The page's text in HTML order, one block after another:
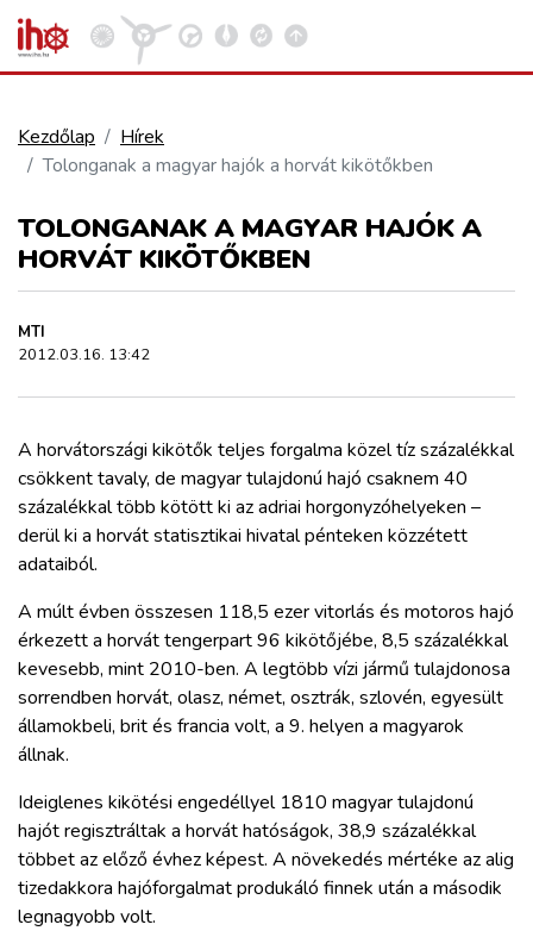
VASÚT
KÖZÚT
REPÜLÉS
KÖZLEKEDÉSFEJLESZTÉS
ELLÁTÁSI LÁNC
ZÖLDÚT
HAJÓZÁS
BLOG
ARCHÍVUM
WEBSHOP
BELÉPÉS
Kosár megtekintése
Kezdőlap
Hírek
Tolonganak a magyar hajók a horvát kikötőkben
TOLONGANAK A MAGYAR HAJÓK A
HORVÁT KIKÖTŐKBEN
MTI
2012.03.16. 13:42
A horvátországi kikötők teljes forgalma közel tíz százalékkal
csökkent tavaly, de magyar tulajdonú hajó csaknem 40
százalékkal több kötött ki az adriai horgonyzóhelyeken –
derül ki a horvát statisztikai hivatal pénteken közzétett
adataiból.
A múlt évben összesen 118,5 ezer vitorlás és motoros hajó
érkezett a horvát tengerpart 96 kikötőjébe, 8,5 százalékkal
kevesebb, mint 2010-ben. A legtöbb vízi jármű tulajdonosa
sorrendben horvát, olasz, német, osztrák, szlovén, egyesült
államokbeli, brit és francia volt, a 9. helyen a magyarok
állnak.
Ideiglenes kikötési engedéllyel 1810 magyar tulajdonú
hajót regisztráltak a horvát hatóságok, 38,9 százalékkal
többet az előző évhez képest. A növekedés mértéke az alig
tizedakkora hajóforgalmat produkáló finnek után a második
legnagyobb volt.